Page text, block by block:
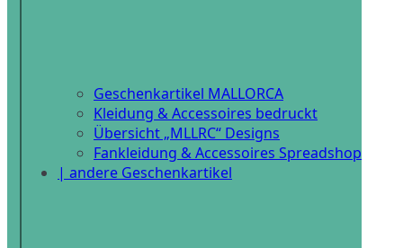
Geschenkartikel MALLORCA
Kleidung & Accessoires bedruckt
Übersicht „MLLRC“ Designs
Fankleidung & Accessoires Spreadshop
| andere Geschenkartikel